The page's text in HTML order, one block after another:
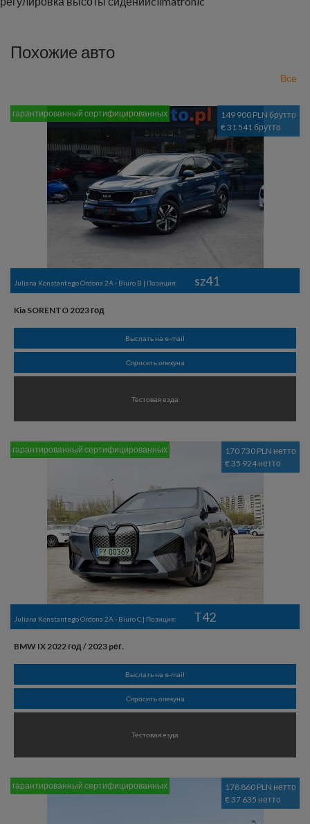
Похожие авто
Все
149 900 PLN брутто
€ 31 541 брутто
гарантированный сертифицированных
Juliana Konstantego Ordona 2A - Biuro B | Позиция: sz41
Kia SORENTO 2023 год
Выслать на e-mail
Спросить опекуна
Тестовая езда
170 730 PLN нетто
€ 35 924 нетто
гарантированный сертифицированных
Juliana Konstantego Ordona 2A - Biuro C | Позиция: T42
BMW IX 2022 год / 2023 pег.
Выслать на e-mail
Спросить опекуна
Тестовая езда
178 860 PLN нетто
€ 37 635 нетто
гарантированный сертифицированных